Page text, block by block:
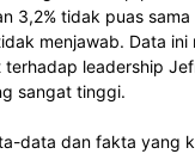
3,2% tidak puas
menjawab. Data ini
leadership
sangat tinggi.
data dan fakta yang